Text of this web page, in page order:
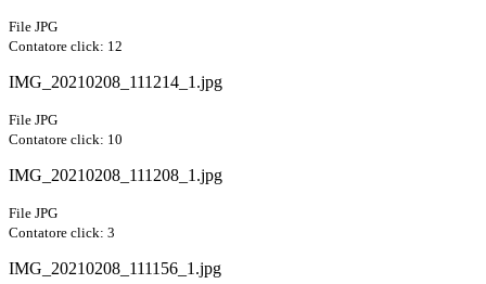
File JPG
Contatore click: 12
IMG_20210208_111214_1.jpg
File JPG
Contatore click: 10
IMG_20210208_111208_1.jpg
File JPG
Contatore click: 3
IMG_20210208_111156_1.jpg